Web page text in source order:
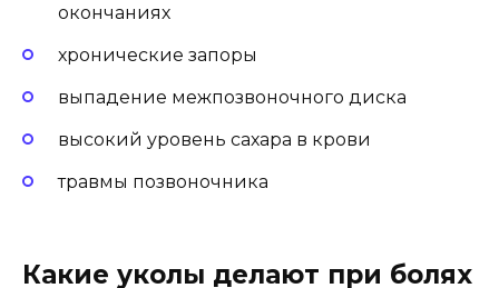
окончаниях
хронические запоры
выпадение межпозвоночного диска
высокий уровень сахара в крови
травмы позвоночника
Какие уколы делают при болях